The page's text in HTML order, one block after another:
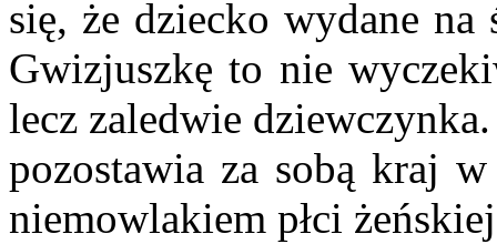
się, że dziecko wydane na
Gwizjuszkę to nie
lecz zaledwie
pozostawia za sobą kraj w
niemowlakiem płci